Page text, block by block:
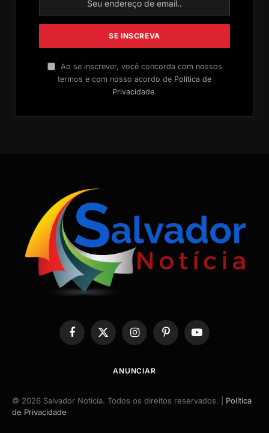
Ao se inscrever, você concorda com nossos
termos e com nosso acordo de Política de
Privacidade.
Facebook
X
InstagramPinterestYouTube
ANUNCIAR
© 2026 Salvador Notícia. Todos os direitos reservados. | Política
de Privacidade